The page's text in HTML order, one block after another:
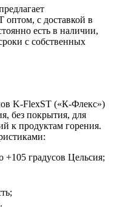
оптом, с доставкой в
есть в наличии,
с собственных
K-FlexST («К-Флекс»)
без покрытия, для
к продуктам горения.
+105 градусов Цельсия;